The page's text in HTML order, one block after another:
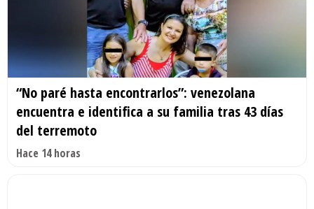
“No paré hasta encontrarlos”: venezolana
encuentra e identifica a su familia tras 43 días
del terremoto
Hace 14 horas